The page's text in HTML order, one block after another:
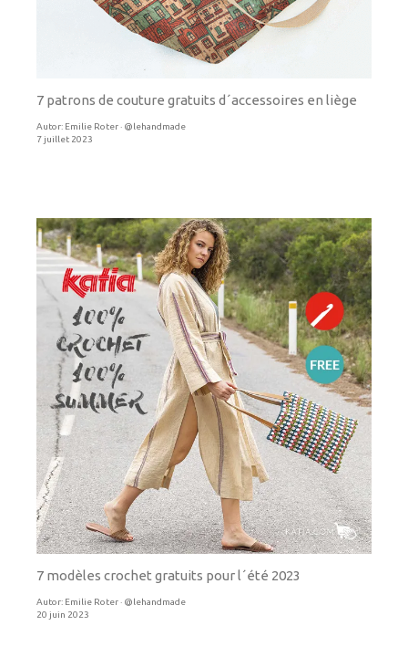
7 patrons de couture gratuits d´accessoires en liège
Autor: Emilie Roter · @lehandmade
7 juillet 2023
7 modèles crochet gratuits pour l´été 2023
Autor: Emilie Roter · @lehandmade
20 juin 2023